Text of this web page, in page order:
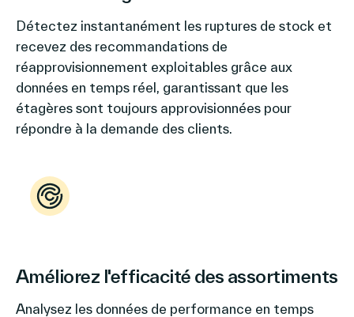
Détectez instantanément les ruptures de stock et
recevez des recommandations de
réapprovisionnement exploitables grâce aux
données en temps réel, garantissant que les
étagères sont toujours approvisionnées pour
répondre à la demande des clients.
Améliorez l'efficacité des assortiments
Analysez les données de performance en temps